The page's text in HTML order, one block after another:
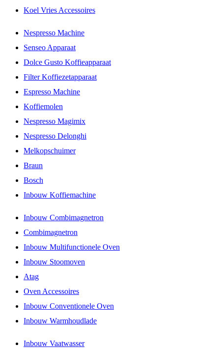
Koel Vries Accessoires
Nespresso Machine
Senseo Apparaat
Dolce Gusto Koffieapparaat
Filter Koffiezetapparaat
Espresso Machine
Koffiemolen
Nespresso Magimix
Nespresso Delonghi
Melkopschuimer
Braun
Bosch
Inbouw Koffiemachine
Inbouw Combimagnetron
Combimagnetron
Inbouw Multifunctionele Oven
Inbouw Stoomoven
Atag
Oven Accessoires
Inbouw Conventionele Oven
Inbouw Warmhoudlade
Inbouw Vaatwasser